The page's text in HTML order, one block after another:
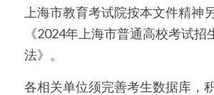
上海市教育考试院按本文件精神
《2024年上海市普通高校考试招
法》。
各相关单位须完善考生数据库，